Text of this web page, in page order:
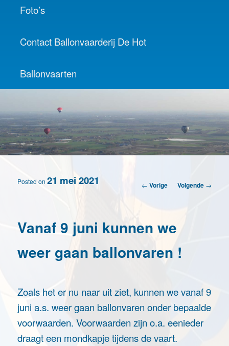
Foto’s
Contact Ballonvaarderij De Hot
Ballonvaarten
Berichtnavigatie
← Vorige Volgende →
Vanaf 9 juni kunnen we
weer gaan ballonvaren !
Posted on21 mei 2021
Zoals het er nu naar uit ziet, kunnen we vanaf 9
juni a.s. weer gaan ballonvaren onder bepaalde
voorwaarden. Voorwaarden zijn o.a. eenieder
draagt een mondkapje tijdens de vaart.